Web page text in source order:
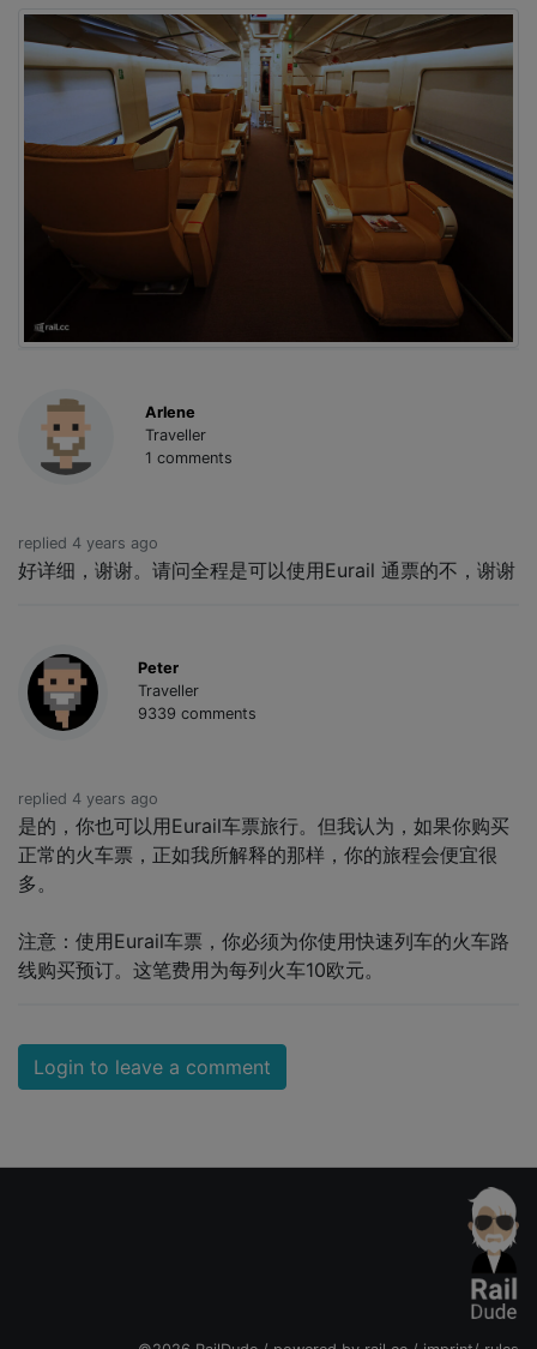
Arlene
Traveller
1 comments
replied 4 years ago
好详细，谢谢。请问全程是可以使用Eurail 通票的不，谢谢
Peter
Traveller
9339 comments
replied 4 years ago
是的，你也可以用Eurail车票旅行。但我认为，如果你购买
正常的火车票，正如我所解释的那样，你的旅程会便宜很
多。
注意：使用Eurail车票，你必须为你使用快速列车的火车路
线购买预订。这笔费用为每列火车10欧元。
Login to leave a comment